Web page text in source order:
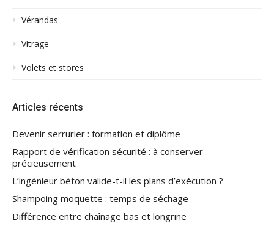
Vérandas
Vitrage
Volets et stores
Articles récents
Devenir serrurier : formation et diplôme
Rapport de vérification sécurité : à conserver
précieusement
L’ingénieur béton valide-t-il les plans d’exécution ?
Shampoing moquette : temps de séchage
Différence entre chaînage bas et longrine